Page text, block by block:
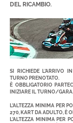
DEL RICAMBIO.
SI RICHIEDE L'ARRIVO
TURNO PRENOTATO.
È OBBLIGATORIO
INIZIARE IL TURNO/GARA.
L'ALTEZZA MINIMA PER
270, KART DA ADULTO, È
L'ALTEZZA MINIMA PER